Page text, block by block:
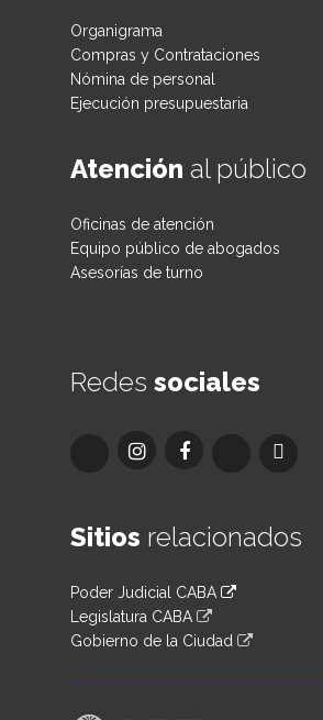
Organigrama
Compras y Contrataciones
Nómina de personal
Ejecución presupuestaria
Atención al público
Oficinas de atención
Equipo público de abogados
Asesorías de turno
Redes sociales
Sitios relacionados
Poder Judicial CABA
Legislatura CABA
Gobierno de la Ciudad